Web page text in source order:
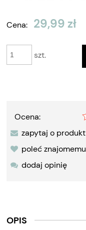
Cena: 29,99 zł
szt.
Ocena:
zapytaj o produkt
poleć znajomemu
dodaj opinię
OPIS